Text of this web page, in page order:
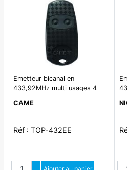
Emetteur bicanal en
433,92MHz multi usages 4
CAME
Réf : TOP-432EE
Quantité
et